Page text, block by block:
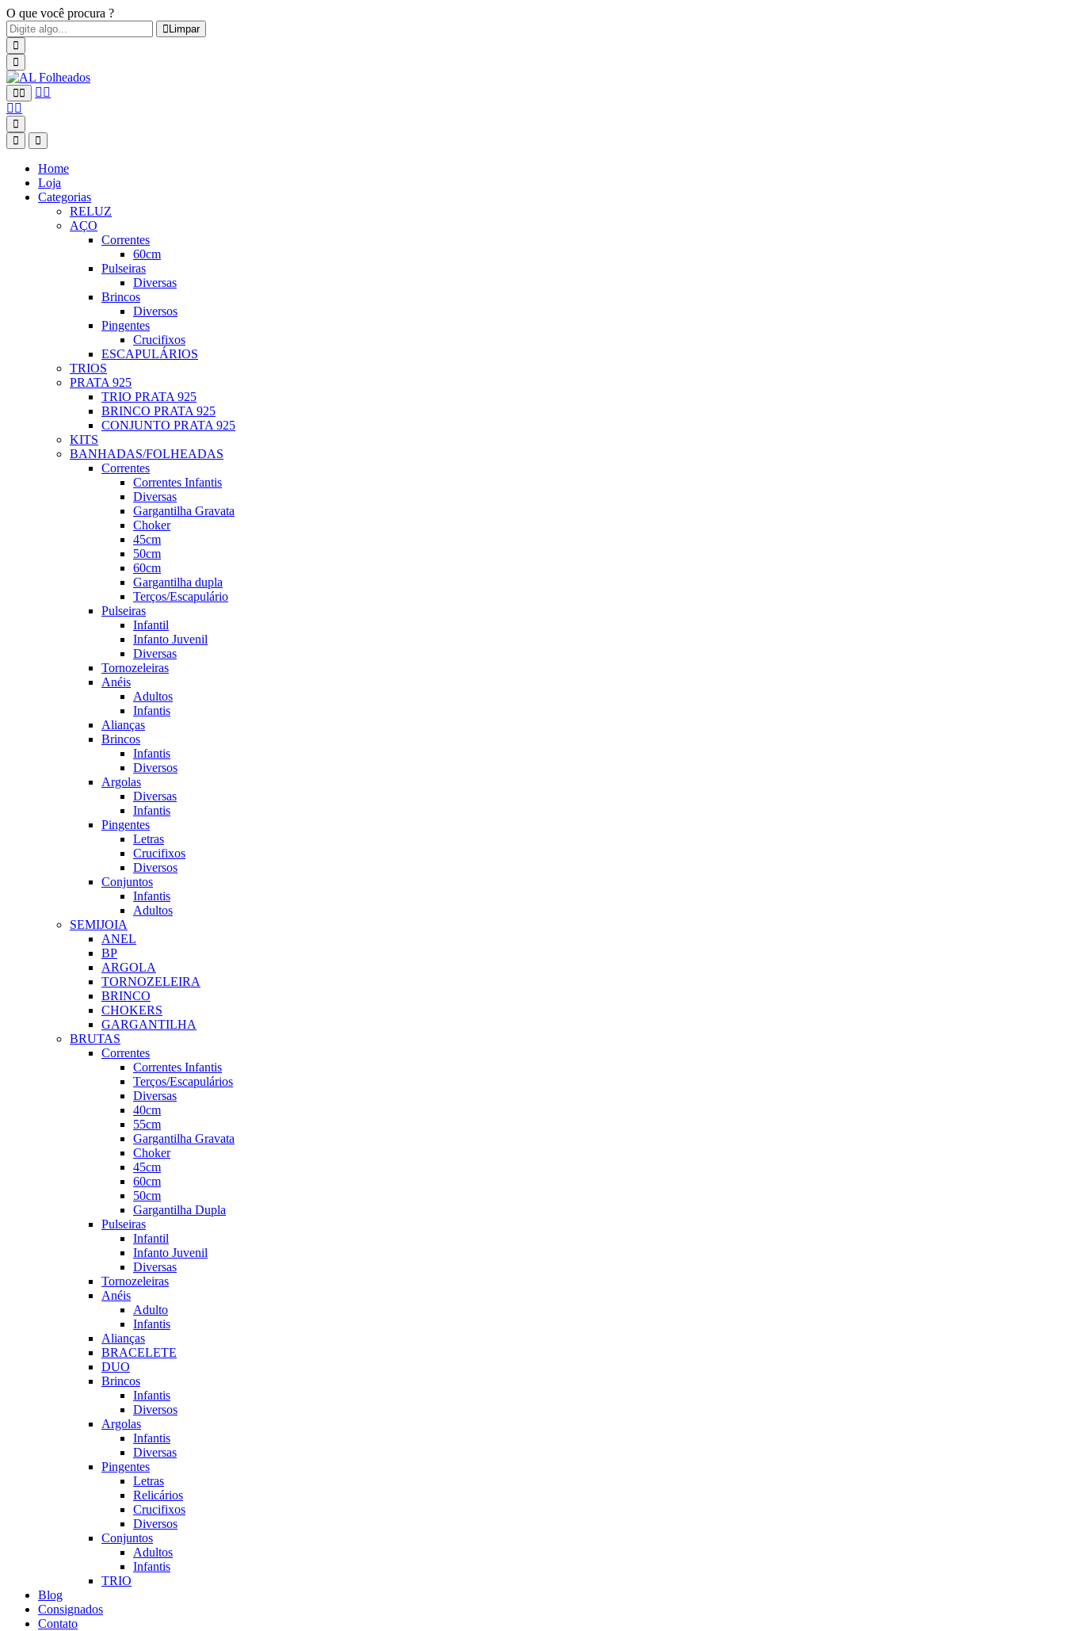
O que você procura ?
Limpar
Home
Loja
Categorias
RELUZ
AÇO
Correntes
60cm
Pulseiras
Diversas
Brincos
Diversos
Pingentes
Crucifixos
ESCAPULÁRIOS
TRIOS
PRATA 925
TRIO PRATA 925
BRINCO PRATA 925
CONJUNTO PRATA 925
KITS
BANHADAS/FOLHEADAS
Correntes
Correntes Infantis
Diversas
Gargantilha Gravata
Choker
45cm
50cm
60cm
Gargantilha dupla
Terços/Escapulário
Pulseiras
Infantil
Infanto Juvenil
Diversas
Tornozeleiras
Anéis
Adultos
Infantis
Alianças
Brincos
Infantis
Diversos
Argolas
Diversas
Infantis
Pingentes
Letras
Crucifixos
Diversos
Conjuntos
Infantis
Adultos
SEMIJOIA
ANEL
BP
ARGOLA
TORNOZELEIRA
BRINCO
CHOKERS
GARGANTILHA
BRUTAS
Correntes
Correntes Infantis
Terços/Escapulários
Diversas
40cm
55cm
Gargantilha Gravata
Choker
45cm
60cm
50cm
Gargantilha Dupla
Pulseiras
Infantil
Infanto Juvenil
Diversas
Tornozeleiras
Anéis
Adulto
Infantis
Alianças
BRACELETE
DUO
Brincos
Infantis
Diversos
Argolas
Infantis
Diversas
Pingentes
Letras
Relicários
Crucifixos
Diversos
Conjuntos
Adultos
Infantis
TRIO
Blog
Consignados
Contato